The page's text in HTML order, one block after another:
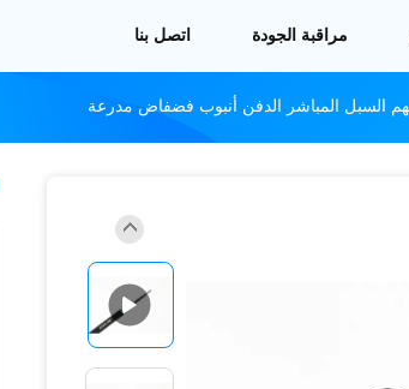
مراقبة الجودة اتصل بنا